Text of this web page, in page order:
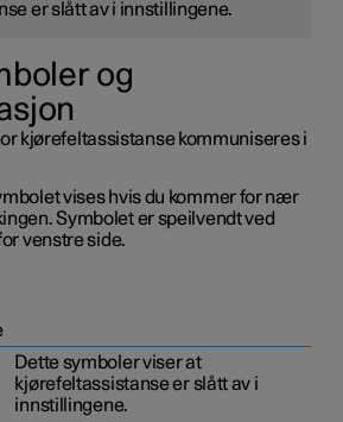
er slått av i innstillingene.
og
kjørefeltassistanse kommuniseres i
vises hvis du kommer for nær
Symbolet er speilvendt ved
venstre side.
Dette symboler viser at
kjørefeltassistanse er slått av i
innstillingene.